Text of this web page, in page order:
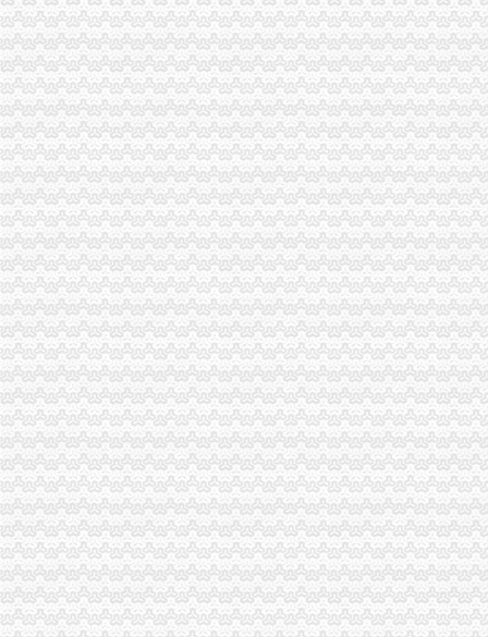
重庆注册外贸公司
我公司在重庆,想申请改成有进出口贸易的外贸公司,需要哪些条件和
重庆唯东生物化工有限公司招聘外贸业务助理-应届毕业生_重庆-渝北区